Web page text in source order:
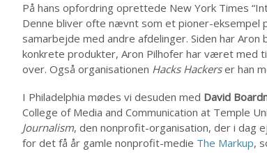
På hans opfordring oprettede New York Times
Denne bliver ofte nævnt som et pioner-eksempel
samarbejde med andre afdelinger. Siden har Aron
konkrete produkter, Aron Pilhofer har været med
over. Også organisationen Hacks Hackerser han
I Philadelphia mødes vi desuden med David
College of Media and Communication at Temple
Journalism, den nonprofit-organisation, der i dag
for det få år gamle nonprofit-medie The Markup,